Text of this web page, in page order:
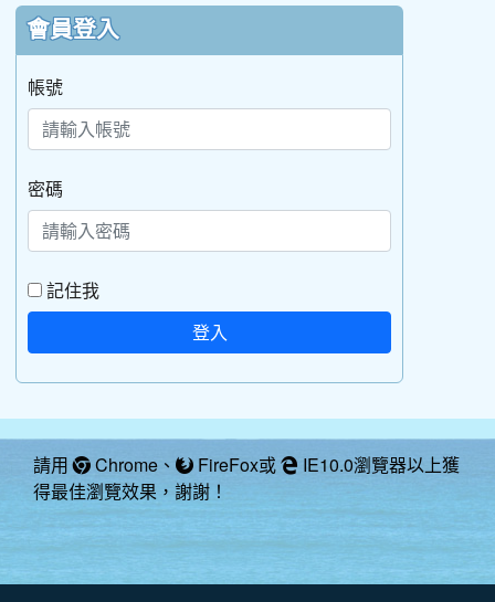
會員登入
帳號
密碼
記住我
登入
請用 Chrome 、 FireFox或
IE10.0瀏覽器以上獲
得最佳瀏覽效果，謝謝！